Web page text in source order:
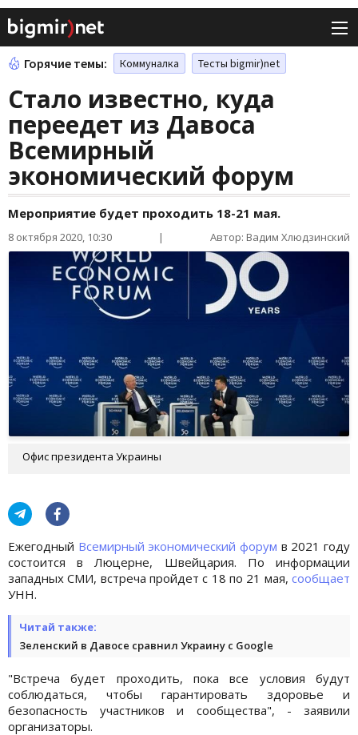
Горячие темы: Коммуналка Тесты bigmir)net
Стало известно, куда
переедет из Давоса
Всемирный
экономический форум
Мероприятие будет проходить 18-21 мая.
8 октября 2020, 10:30 | Автор: Вадим Хлюдзинский
Офис президента Украины
Ежегодный Всемирный экономический форум в 2021 году
состоится в Люцерне, Швейцария. По информации
западных СМИ, встреча пройдет с 18 по 21 мая, сообщает
УНН.
Читай также:
Зеленский в Давосе сравнил Украину с Google
"Встреча будет проходить, пока все условия будут
соблюдаться, чтобы гарантировать здоровье и
безопасность участников и сообщества", - заявили
организаторы.